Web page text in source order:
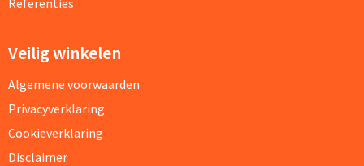
Veilig winkelen
Algemene voorwaarden
Privacyverklaring
Cookieverklaring
Disclaimer